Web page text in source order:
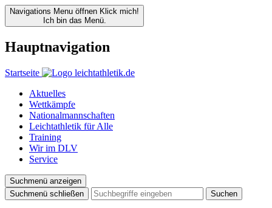
Navigations Menu öffnen Klick mich!
Ich bin das Menü.
Hauptnavigation
Startseite
Aktuelles
Wettkämpfe
Nationalmannschaften
Leichtathletik für Alle
Training
Wir im DLV
Service
Suchmenü anzeigen
Suchmenü schließen
Suchen